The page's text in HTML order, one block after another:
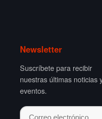
Newsletter
Suscríbete para recibir
nuestras últimas noticias
eventos.